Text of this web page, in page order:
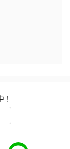
届けいたしま